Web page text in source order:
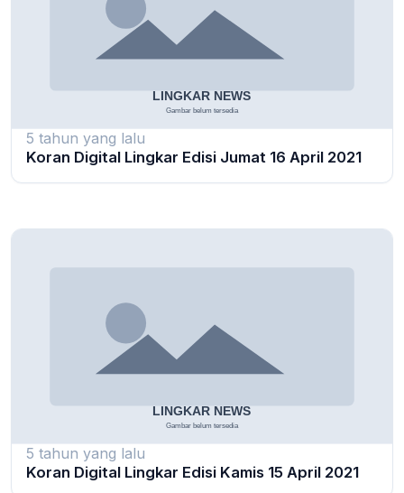
5 tahun yang lalu
Koran Digital Lingkar Edisi Jumat 16 April 2021
5 tahun yang lalu
Koran Digital Lingkar Edisi Kamis 15 April 2021